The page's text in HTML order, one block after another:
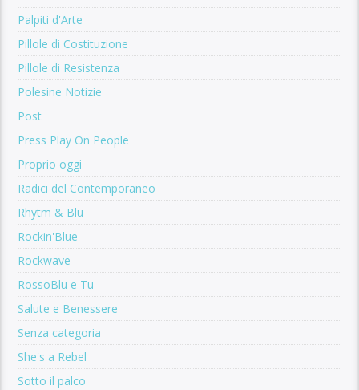
Palpiti d'Arte
Pillole di Costituzione
Pillole di Resistenza
Polesine Notizie
Post
Press Play On People
Proprio oggi
Radici del Contemporaneo
Rhytm & Blu
Rockin'Blue
Rockwave
RossoBlu e Tu
Salute e Benessere
Senza categoria
She's a Rebel
Sotto il palco